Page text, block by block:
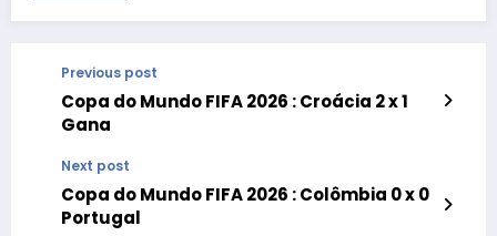
Previous post
Copa do Mundo FIFA 2026 : Croácia 2 x 1
Gana
Next post
Copa do Mundo FIFA 2026 : Colômbia 0 x 0
Portugal